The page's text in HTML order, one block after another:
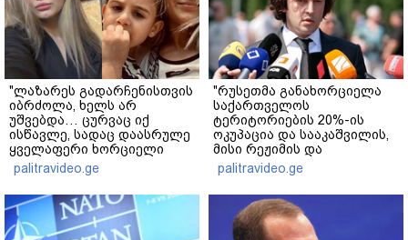
"ლაზარეს გადარჩენისთვის
იბრძოლა, ხელს არ
უშვებდა… ცურვაც იქ
ისწავლე, სადაც დაასრულე
ყველაფერი ხორციელი
ცხოვრებიდან" – რას წერს
ხობში დაღუპული დედა-
შვილის ახლობელი?
palitravideo.ge
"რუსეთმა განახორციელა
საქართველოს
ტერიტორიების 20%-ის
ოკუპაცია და სააკაშვილის,
მისი რეჟიმის და
"ნაცმოძრაობის" ღალატი
ვერანაირად ვერ
გადაფარავს ამ
დანაშაულს" - ირაკლი
კობახიძე
palitravideo.ge